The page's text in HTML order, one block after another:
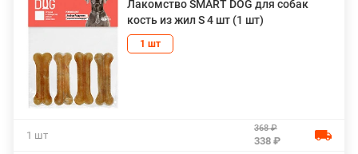
Лакомство SMART DOG для собак
кость из жил S 4 шт (1 шт)
1 шт
1 шт
368 ₽
338 ₽